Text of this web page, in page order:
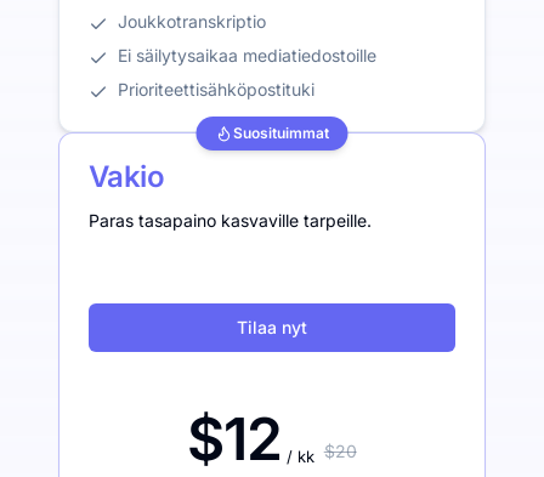
Joukkotranskriptio
Ei säilytysaikaa mediatiedostoille
Prioriteettisähköpostituki
Suosituimmat
Vakio
Paras tasapaino kasvaville tarpeille.
Tilaa nyt
$12 / kk $20